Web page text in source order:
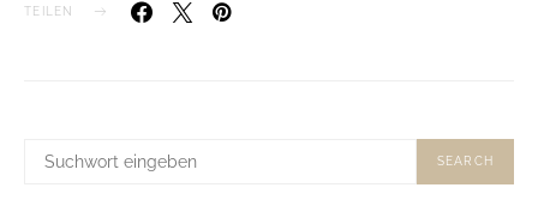
TEILEN
SUCHE
SEARCH